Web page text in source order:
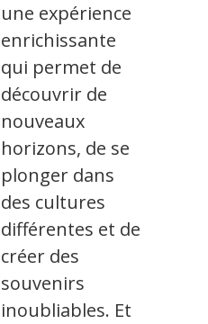
une expérience
enrichissante
qui permet de
découvrir de
nouveaux
horizons, de se
plonger dans
des cultures
différentes et de
créer des
souvenirs
inoubliables. Et